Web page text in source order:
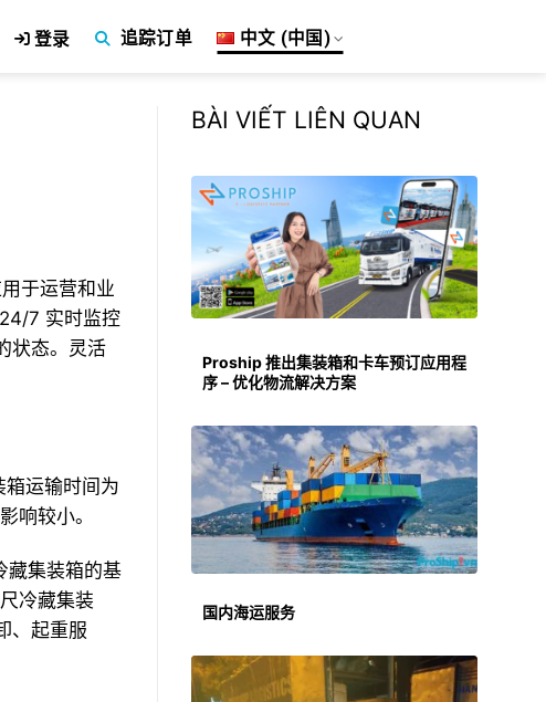
登录 追踪订单 中文 (中国)
于运营和业
7 实时监控
状态。灵活
箱运输时间为
响较小。
藏集装箱的基
冷藏集装
、起重服
BÀI VIẾT LIÊN QUAN
Proship 推出集装箱和卡车预订应用程
序 – 优化物流解决方案
国内海运服务